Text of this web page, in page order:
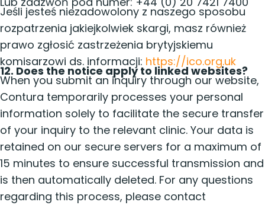
Jeśli jesteś niezadowolony z naszego sposobu
rozpatrzenia jakiejkolwiek skargi, masz również
prawo zgłosić zastrzeżenia brytyjskiemu
komisarzowi ds. informacji: https://ico.org.uk
12. Does the notice apply to linked websites?
When you submit an inquiry through our website,
Contura temporarily processes your personal
information solely to facilitate the secure transfer
of your inquiry to the relevant clinic. Your data is
retained on our secure servers for a maximum of
15 minutes to ensure successful transmission and
is then automatically deleted. For any questions
regarding this process, please contact